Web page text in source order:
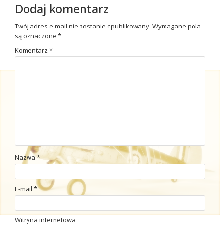
Dodaj komentarz
Twój adres e-mail nie zostanie opublikowany. Wymagane pola
są oznaczone *
Komentarz *
Nazwa*
E-mail *
Witryna internetowa